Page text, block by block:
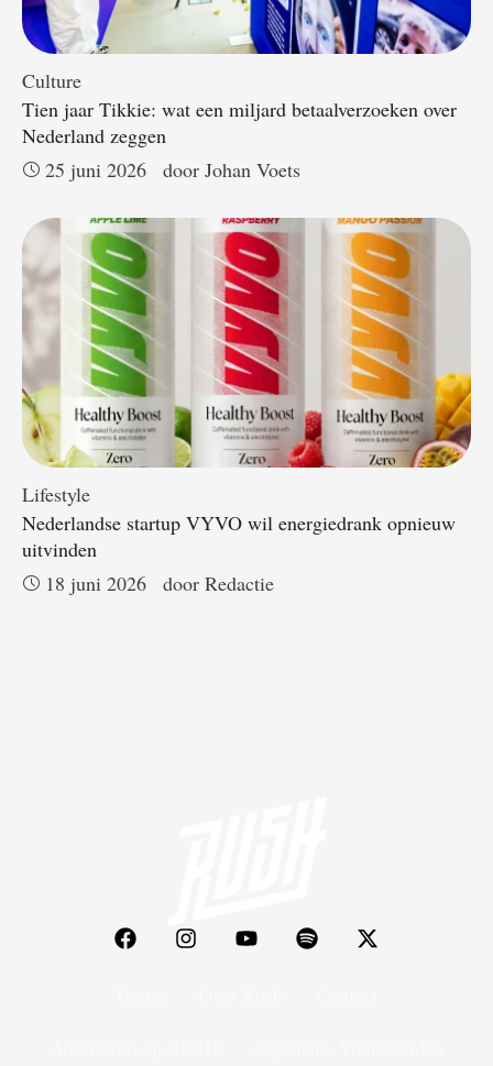
Culture
Tien jaar Tikkie: wat een miljard betaalverzoeken over
Nederland zeggen
25 juni 2026
door Johan Voets
Lifestyle
Nederlandse startup VYVO wil energiedrank opnieuw
uitvinden
18 juni 2026
door Redactie